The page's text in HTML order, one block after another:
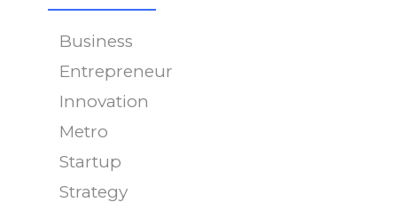
Business
Entrepreneur
Innovation
Metro
Startup
Strategy